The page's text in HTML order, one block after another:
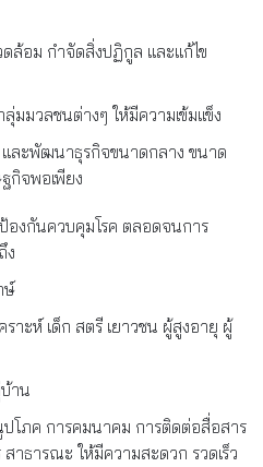
ล้อม กำจัดสิ่งปฏิกูล และแก้ไข
มวลชนต่างๆ ให้มีความเข้มแข็ง
และพัฒนาธุรกิจขนาดกลาง ขนาด
กิจพอเพียง
องกันควบคุมโรค ตลอดจนการ
ง
ษ์
าะห์ เด็ก สตรี เยาวชน ผู้สูงอายุ ผู้
าน
โภค การคมนาคม การติดต่อสื่อสาร
าธารณะ ให้มีความสะดวก รวดเร็ว